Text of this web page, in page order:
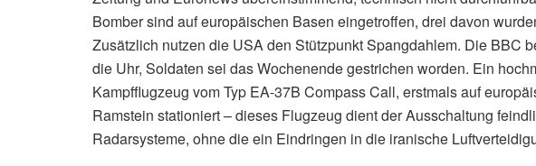
Bomber sind auf europäischen Basen eingetroffen, drei davon
Zusätzlich nutzen die USA den Stützpunkt Spangdahlem. Die BBC
die Uhr, Soldaten sei das Wochenende gestrichen worden. Ein
Kampfflugzeug vom Typ EA-37B Compass Call, erstmals auf
Ramstein stationiert – dieses Flugzeug dient der Ausschaltung
Radarsysteme, ohne die ein Eindringen in die iranische